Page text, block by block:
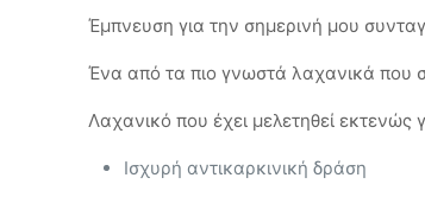
Έμπνευση για την σημερινή μου
Ένα από τα πιο γνωστά λαχανικά που
Λαχανικό που έχει μελετηθεί εκτενώς
Ισχυρή αντικαρκινική δράση